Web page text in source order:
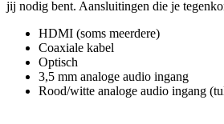
jij nodig bent. Aansluitingen die je
HDMI (soms meerdere)
Coaxiale kabel
Optisch
3,5 mm analoge audio ingang
Rood/witte analoge audio ingang